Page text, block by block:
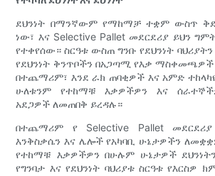
ደህንነት በማንኛውም የማከማቻ ተቋም ውስጥ
ነው፣ እና Selective Pallet መደርደሪያ ይህን
የተቀየሰው። ስርዓቱ ውስጠ ግንቡ የደህንነት
የደህንነት ቅንጥቦችን በአጋጣሚ የእቃ ማስቀመጫዎች
በተጨማሪም፣ እንደ ራክ ጠባቂዎች እና አምድ
ሁለቱንም የተከማቹ እቃዎችዎን እና
አደጋዎች ለመጠበቅ ይረዳሉ።
በተጨማሪም የ Selective Pallet
እንቅስቃሴን እና ሌሎች የአካባቢ ሁኔታዎችን
የተከማቹ እቃዎችዎን በሁሉም ሁኔታዎች
የግንባታ እና የደህንነት ባህሪያቱ ስርዓቱ የእርስዎ